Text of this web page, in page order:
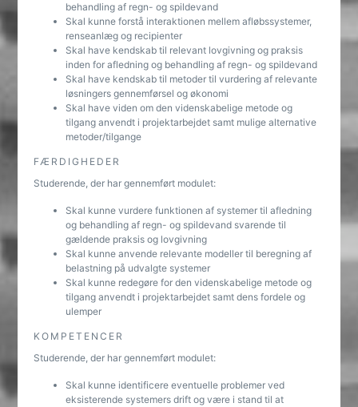
behandling af regn- og spildevand
Skal kunne forstå interaktionen mellem afløbssystemer,
renseanlæg og recipienter
Skal have kendskab til relevant lovgivning og praksis
inden for afledning og behandling af regn- og spildevand
Skal have kendskab til metoder til vurdering af relevante
løsningers gennemførsel og økonomi
Skal have viden om den videnskabelige metode og
tilgang anvendt i projektarbejdet samt mulige alternative
metoder/tilgange
FÆRDIGHEDER
Studerende, der har gennemført modulet:
Skal kunne vurdere funktionen af systemer til afledning
og behandling af regn- og spildevand svarende til
gældende praksis og lovgivning
Skal kunne anvende relevante modeller til beregning af
belastning på udvalgte systemer
Skal kunne redegøre for den videnskabelige metode og
tilgang anvendt i projektarbejdet samt dens fordele og
ulemper
KOMPETENCER
Studerende, der har gennemført modulet:
Skal kunne identificere eventuelle problemer ved
eksisterende systemers drift og være i stand til at